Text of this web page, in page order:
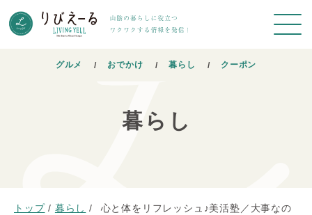
グルメ おでかけ 暮らし クーポン
暮らし
トップ / 暮らし /
心と体をリフレッシュ♪美活塾／大事なの